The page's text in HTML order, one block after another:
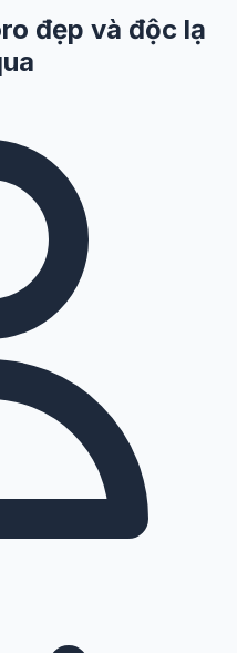
đẹp và độc lạ